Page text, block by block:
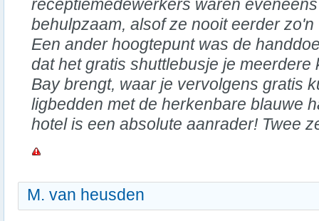
receptiemedewerkers waren
behulpzaam, alsof ze nooit eerder
Een ander hoogtepunt was de
dat het gratis shuttlebusje je meerdere
Bay brengt, waar je vervolgens gratis
ligbedden met de herkenbare blauwe
hotel is een absolute aanrader! Twee
M. van heusden